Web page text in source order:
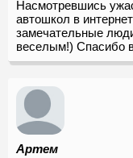
Насмотревшись
автошкол в
замечательные
веселым!) Спасибо
Артем